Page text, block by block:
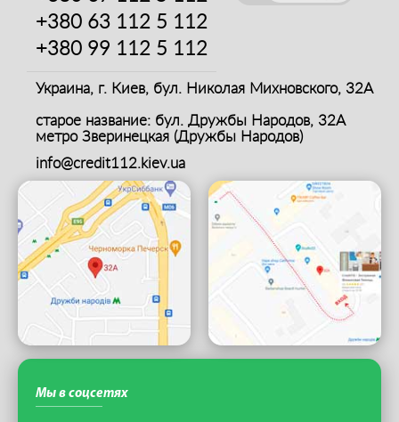
+380 63 112 5 112
+380 99 112 5 112
Украина, г. Киев, бул. Николая Михновского, 32А
старое название: бул. Дружбы Народов, 32А
метро Зверинецкая (Дружбы Народов)
info@credit112.kiev.ua
Мы в соцсетях